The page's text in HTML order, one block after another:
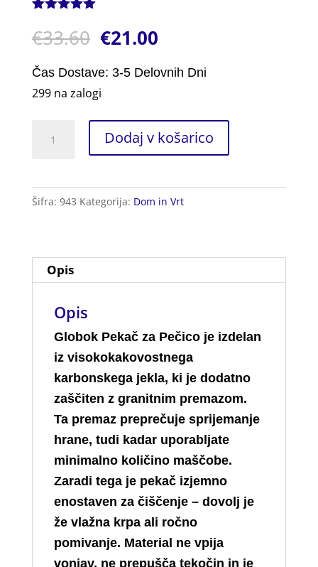
5.00 od 5
na podlagi
stranke
€33.60 €21.00
Čas Dostave: 3-5 Delovnih Dni
299 na zalogi
Pekač
Pečico
2kos.
Dodaj v košarico
Šifra: 943 Kategorija: Dom in Vrt
Opis
Opis
Globok Pekač za Pečico je izdelan
iz visokokakovostnega
karbonskega jekla, ki je dodatno
zaščiten z granitnim premazom.
Ta premaz preprečuje sprijemanje
hrane, tudi kadar uporabljate
minimalno količino maščobe.
Zaradi tega je pekač izjemno
enostaven za čiščenje – dovolj je
že vlažna krpa ali ročno
pomivanje. Material ne vpija
vonjav, ne prepušča tekočin in je